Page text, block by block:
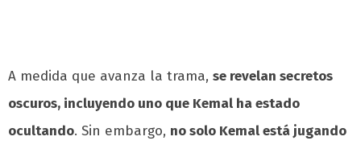
A medida que avanza la trama, se revelan secretos
oscuros, incluyendo uno que Kemal ha estado
ocultando. Sin embargo, no solo Kemal está jugando